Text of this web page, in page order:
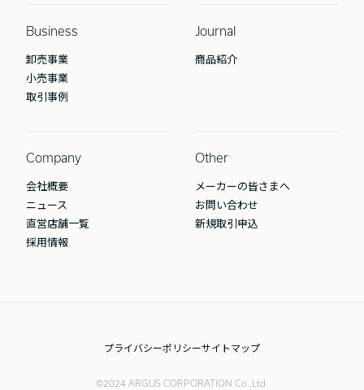
Business
卸売事業
小売事業
取引事例
Journal
商品紹介
Company
会社概要
ニュース
直営店舗一覧
採用情報
Other
メーカーの皆さまへ
お問い合わせ
新規取引申込
プライバシーポリシーサイトマップ
©2024 ARGUS CORPORATION Co.,Ltd.